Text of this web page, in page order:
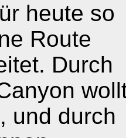
heute so
Route
Durch
und durch